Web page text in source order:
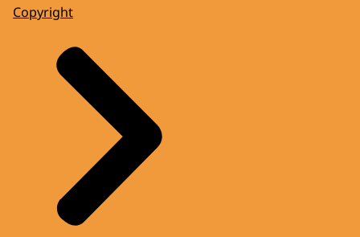
Copyright